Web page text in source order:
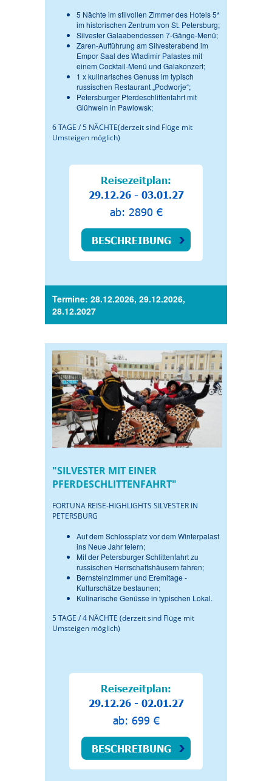
5 Nächte im stilvollen Zimmer des Hotels 5*
im historischen Zentrum von St. Petersburg;
Silvester Galaabendessen 7-Gänge-Menü;
Zaren-Aufführung am Silvesterabend im
Empor Saal des Wladimir Palastes mit
einem Cocktail-Menü und Galakonzert;
1 x kulinarisches Genuss im typisch
russischen Restaurant „Podworje“;
Petersburger Pferdeschlittenfahrt mit
Glühwein in Pawlowsk;
6 TAGE / 5 NÄCHTE(derzeit sind Flüge mit
Umsteigen möglich)
Reisezeitplan:
29.12.26 - 03.01.27
ab: 2890 €
BESCHREIBUNG
Termine: 28.12.2026, 29.12.2026,
28.12.2027
"SILVESTER MIT EINER
PFERDESCHLITTENFAHRT"
FORTUNA REISE-HIGHLIGHTS SILVESTER IN
PETERSBURG
Auf dem Schlossplatz vor dem Winterpalast
ins Neue Jahr feiern;
Mit der Petersburger Schlittenfahrt zu
russischen Herrschaftshäusern fahren;
Bernsteinzimmer und Eremitage -
Kulturschätze bestaunen;
Kulinarische Genüsse in typischen Lokal.
5 TAGE / 4 NÄCHTE (derzeit sind Flüge mit
Umsteigen möglich)
Reisezeitplan:
29.12.26 - 02.01.27
ab: 699 €
BESCHREIBUNG